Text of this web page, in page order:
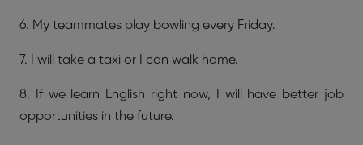
6. My teammates play bowling every Friday.
7. I will take a taxi or I can walk home.
8. If we learn English right now, I will have better job
opportunities in the future.